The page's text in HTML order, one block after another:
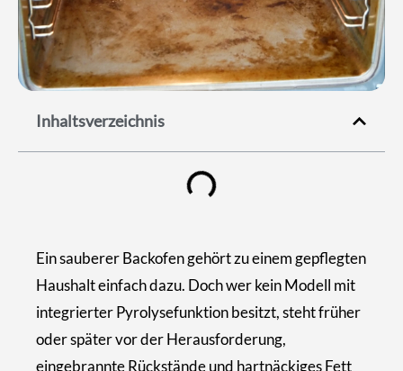
Inhaltsverzeichnis
Ein sauberer Backofen gehört zu einem gepflegten
Haushalt einfach dazu. Doch wer kein Modell mit
integrierter Pyrolysefunktion besitzt, steht früher
oder später vor der Herausforderung,
eingebrannte Rückstände und hartnäckiges Fett